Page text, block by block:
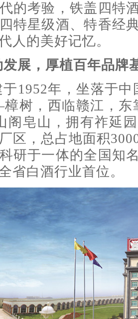
的考验，铁盖四特
特星级酒、特香经
人的美好记忆。
展，厚植百年品牌
于1952年，坐落于
树，西临赣江，东
阁皂山，拥有祚延
区，总占地面积
研于一体的全国知
省白酒行业首位。